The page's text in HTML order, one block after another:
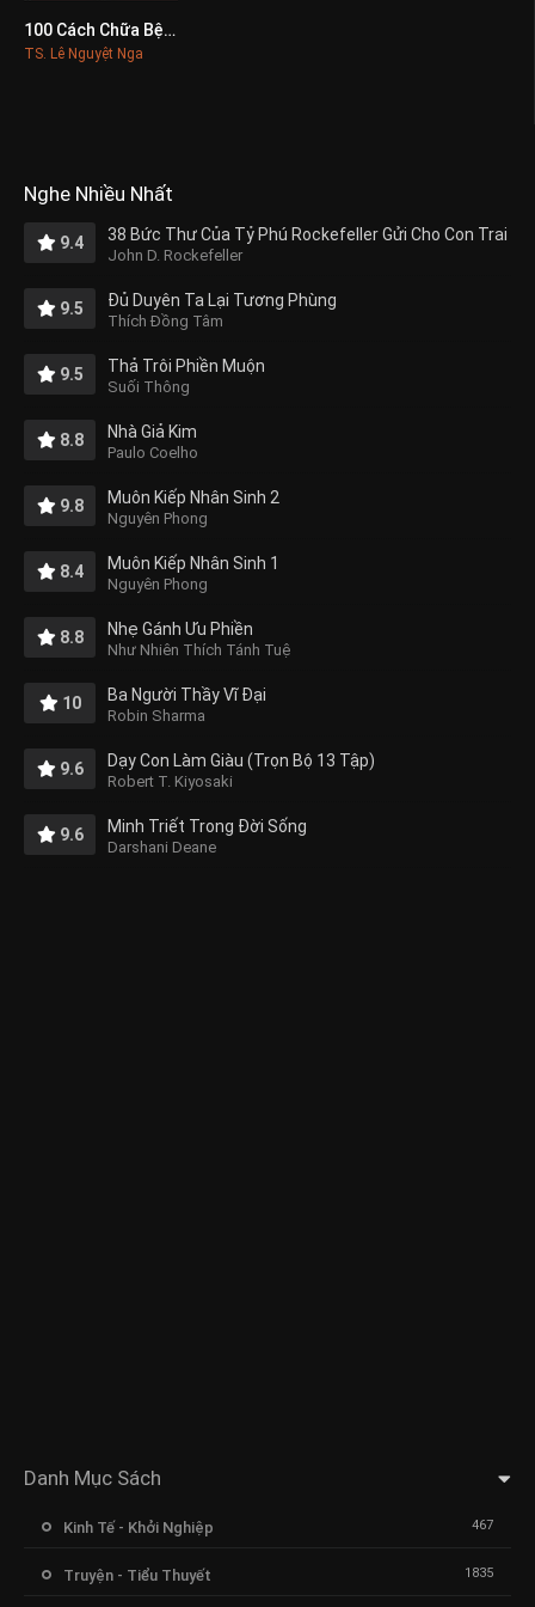
0100 Cách Chữa Bệnh Thần Kinh
TS. Lê Nguyệt Nga
Nghe Nhiều Nhất
9.4 38 Bức Thư Của Tỷ Phú Rockefeller Gửi Cho Con Trai
John D. Rockefeller
9.5 Đủ Duyên Ta Lại Tương Phùng
Thích Đồng Tâm
9.5 Thả Trôi Phiền Muộn
Suối Thông
8.8 Nhà Giả Kim
Paulo Coelho
9.8 Muôn Kiếp Nhân Sinh 2
Nguyên Phong
8.4 Muôn Kiếp Nhân Sinh 1
Nguyên Phong
8.8 Nhẹ Gánh Ưu Phiền
Như Nhiên Thích Tánh Tuệ
10 Ba Người Thầy Vĩ Đại
Robin Sharma
9.6 Dạy Con Làm Giàu (Trọn Bộ 13 Tập)
Robert T. Kiyosaki
9.6 Minh Triết Trong Đời Sống
Darshani Deane
Danh Mục Sách
Kinh Tế - Khởi Nghiệp 467
Truyện - Tiểu Thuyết 1835